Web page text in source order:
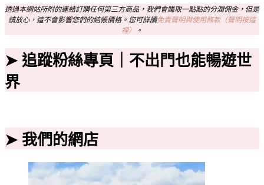
透過本網站所附的連結訂購任何第三方商品，我們會賺取一點點的分潤佣金，但是
請放心，這不會影響您們的結帳價格。您可詳讀免責聲明與使用條款（聲明按這
裡）
。
➤ 追蹤粉絲專頁｜不出門也能暢遊世
界
➤ 我們的網店